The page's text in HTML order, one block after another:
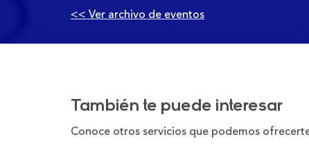
<< Ver archivo de eventos
También te puede interesar
Conoce otros servicios que podemos